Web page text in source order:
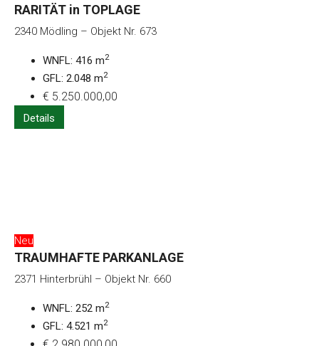
RARITÄT in TOPLAGE
2340 Mödling – Objekt Nr. 673
WNFL: 416 m2
GFL: 2.048 m2
€ 5.250.000,00
Details
Neu
TRAUMHAFTE PARKANLAGE
2371 Hinterbrühl – Objekt Nr. 660
WNFL: 252 m2
GFL: 4.521 m2